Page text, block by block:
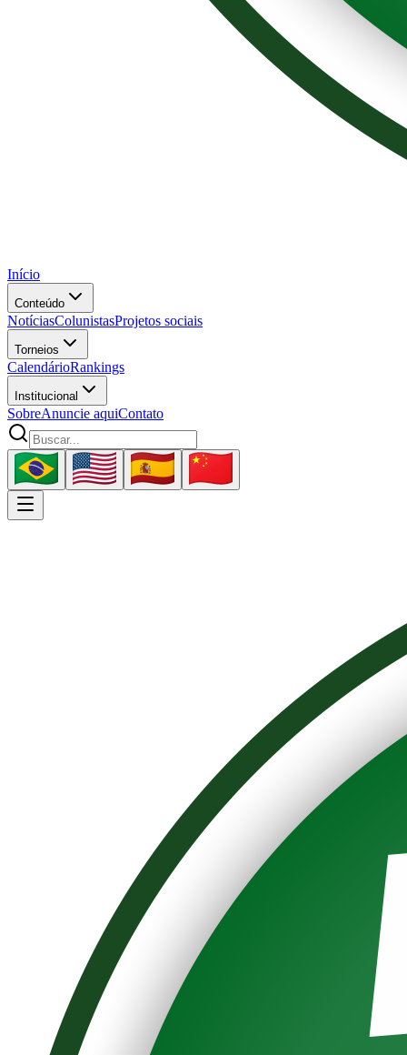
Início
Conteúdo
NotíciasColunistasProjetos sociais
Torneios
CalendárioRankings
Institucional
SobreAnuncie aquiContato